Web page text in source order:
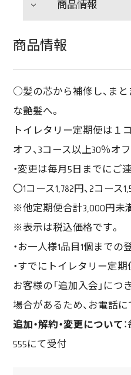
商品情報
商品情報
○髪の芯から補修し、ま
な艶髪へ。
トイレタリー定期便は１
オフ、3コース以上30％オ
・変更は毎月5日までにご
〇1コース1,782円、2コース
※他定期便合計3,000円未
※表示は税込価格です。
・お一人様1品目1個までの
・すでにトイレタリー定
お客様の「追加入会」につ
場合があるため、お電話に
追加・解約・変更について
555にて受付